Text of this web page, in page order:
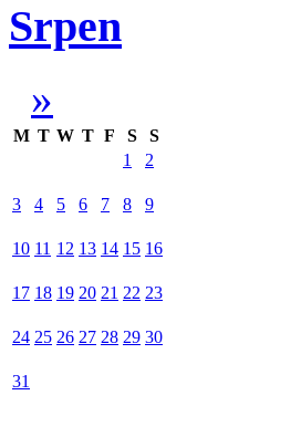
Srpen
»
M T W T F S
S
1
2
3 4 5 6 7 8 9
10 11 12 13 14 15 16
17 18 19 20 21 22 23
24 25 26 27 28 29 30
31